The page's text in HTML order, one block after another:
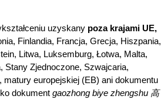
uzyskany poza krajami UE,
Finlandia, Francja, Grecja, Hiszpania,
Litwa, Luksemburg, Łotwa, Malta,
Stany Zjednoczone, Szwajcaria,
europejskiej (EB) ani dokumentu
dokument gaozhong biye zhengshu 高